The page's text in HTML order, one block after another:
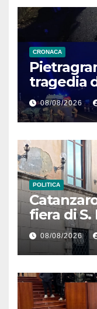
CRONACA
tragedia
secondo
Morte
08/08/2026
POLITICA
fiera di
Calabria
cabaret
08/08/2026